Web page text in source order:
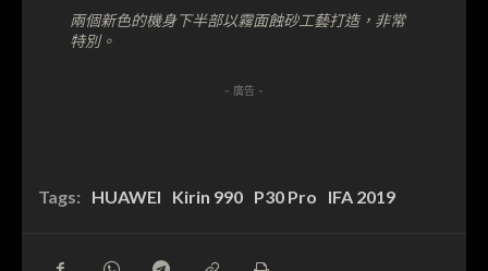
兩個新色的機身下半部以霧面蝕砂工藝打造，非常
特別。
- 廣告 -
Tags: HUAWEI Kirin 990 P30 Pro IFA 2019